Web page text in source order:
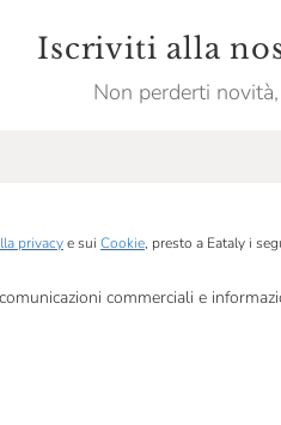
Iscriviti alla
Non perderti
privacye sui Cookie, presto a Eataly i
commerciali e